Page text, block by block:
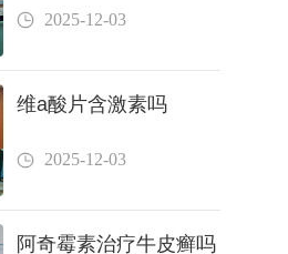
2025-12-03
维a酸片含激素吗
2025-12-03
阿奇霉素治疗牛皮癣吗